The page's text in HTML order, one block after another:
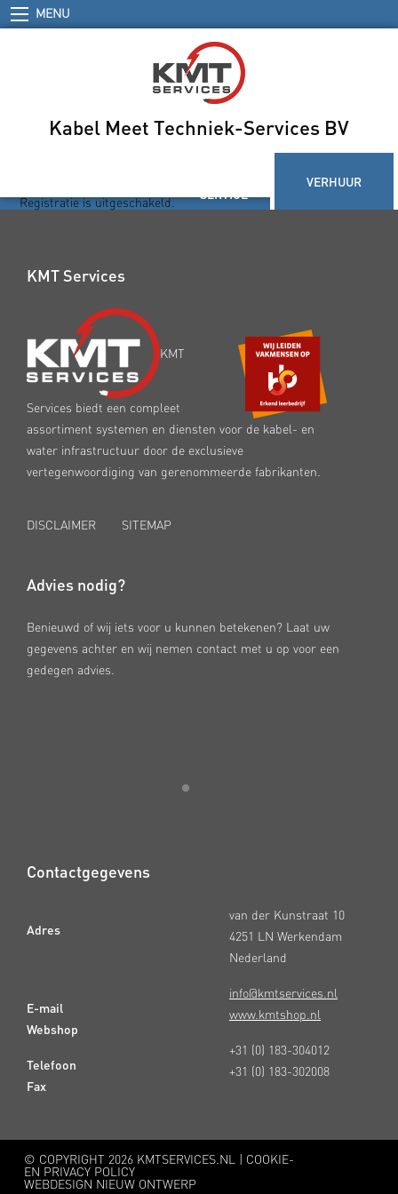
MENU
Kabel Meet Techniek-Services BV
SERVICE
VERHUUR
Registratie is uitgeschakeld.
KMT Services
KMT
Services biedt een compleet
assortiment systemen en diensten voor de kabel- en
water infrastructuur door de exclusieve
vertegenwoordiging van gerenommeerde fabrikanten.
DISCLAIMER SITEMAP
Advies nodig?
Benieuwd of wij iets voor u kunnen betekenen? Laat uw
gegevens achter en wij nemen contact met u op voor een
gedegen advies.
Contactgegevens
Adres
E-mail
Webshop
Telefoon
Fax
van der Kunstraat 10
4251 LN Werkendam
Nederland
info@kmtservices.nl
www.kmtshop.nl
+31 (0) 183-304012
+31 (0) 183-302008
© COPYRIGHT 2026 KMTSERVICES.NL | COOKIE-
EN PRIVACY POLICY
WEBDESIGN NIEUW ONTWERP